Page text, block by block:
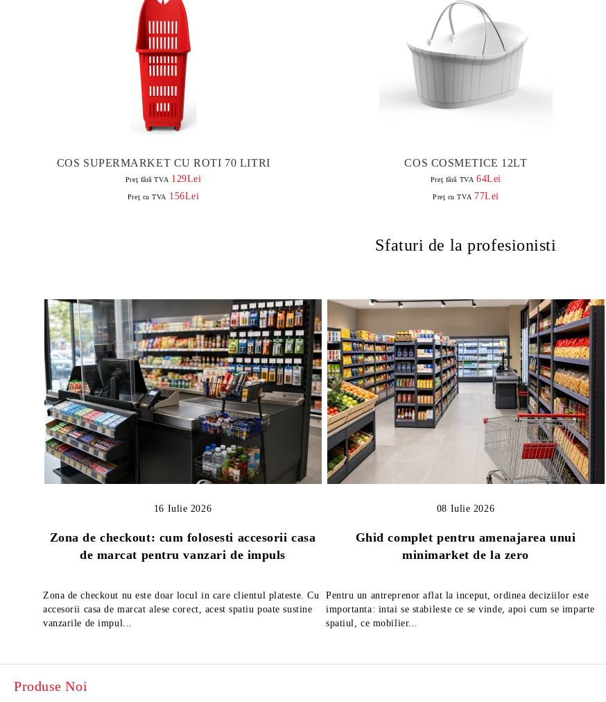
COS SUPERMARKET CU ROTI 70 LITRI
Preţ fără TVA 129Lei
Preţ cu TVA 156Lei
COS COSMETICE 12LT
Preţ fără TVA 64Lei
Preţ cu TVA 77Lei
Sfaturi de la profesionisti
Zona de checkout: cum folosesti accesorii casa
de marcat pentru vanzari de impuls
16 Iulie 2026
Zona de checkout nu este doar locul in care clientul plateste. Cu
accesorii casa de marcat alese corect, acest spatiu poate sustine
vanzarile de impul...
Ghid complet pentru amenajarea unui
minimarket de la zero
08 Iulie 2026
Pentru un antreprenor aflat la inceput, ordinea deciziilor este
importanta: intai se stabileste ce se vinde, apoi cum se imparte
spatiul, ce mobilier...
Produse Noi